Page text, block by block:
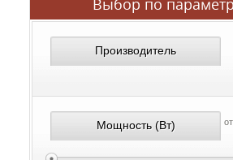
Выбор по
Производитель
Мощность(Вт) от